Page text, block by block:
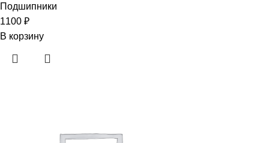
Подшипники
1100 ₽
В корзину